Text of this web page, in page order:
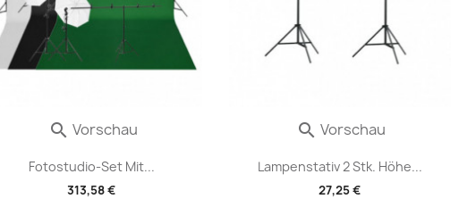
Fotostudio-Set Mit...
313,58 €
 Vorschau
Lampenstativ 2 Stk. Höhe...
27,25 €
 Vorschau